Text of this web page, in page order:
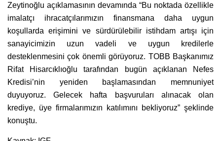
Zeytinoğlu açıklamasının devamında “Bu noktada özellikle
imalatçı ihracatçılarımızın finansmana daha uygun
koşullarda erişimini ve sürdürülebilir istihdam artışı için
sanayicimizin uzun vadeli ve uygun kredilerle
desteklenmesini çok önemli görüyoruz. TOBB Başkanımız
Rifat Hisarcıklıoğlu tarafından bugün açıklanan Nefes
Kredisi’nin yeniden başlamasından memnuniyet
duyuyoruz. Gelecek hafta başvuruları alınacak olan
krediye, üye firmalarımızın katılımını bekliyoruz” şeklinde
konuştu.